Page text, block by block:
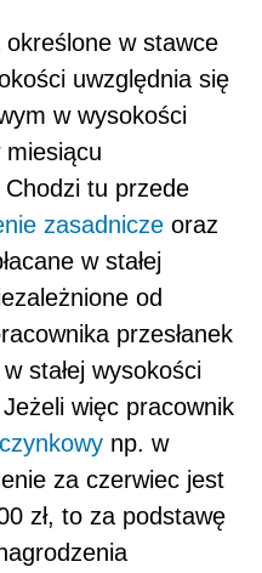
określone w stawce
uwzględnia się
w wysokości
miesiącu
tu przede
zasadnicze oraz
w stałej
od
przesłanek
stałej wysokości
więc pracownik
np. w
za czerwiec jest
zł, to za podstawę